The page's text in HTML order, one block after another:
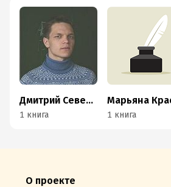
Дмитрий Северов
1 книга 1 книга
О проекте